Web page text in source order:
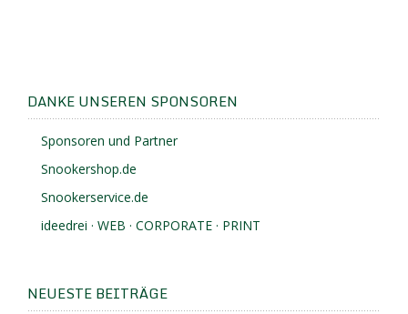
DANKE UNSEREN SPONSOREN
Sponsoren und Partner
Snookershop.de
Snookerservice.de
ideedrei · WEB · CORPORATE · PRINT
NEUESTE BEITRÄGE